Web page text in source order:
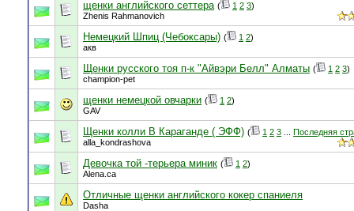
щенки английского сеттера ( 1 2 3)
Zhenis Rahmanovich
Немецкий Шпиц (Чебоксары) ( 1 2)
акв
Щенки русского тоя п-к "Айвэри Белл" Алматы ( 1 2 3)
champion-pet
щенки немецкой овчарки ( 1 2)
GAV
Щенки колли В Караганде ( ЭФФ) ( 1 2 3
Последняя
alla_kondrashova
Девочка той -терьера миник ( 1 2)
Alena.ca
Отличные щенки английского кокер спаниеля
Dasha